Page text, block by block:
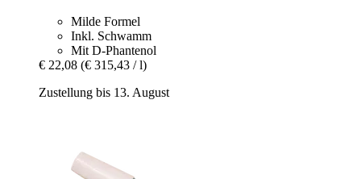
Milde Formel
Inkl. Schwamm
Mit D-Phantenol
€ 22,08 (€ 315,43 / l)
Zustellung bis 13. August